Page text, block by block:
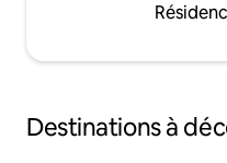
Destinations à